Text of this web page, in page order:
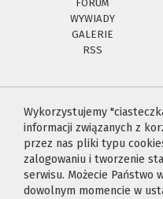
FORUM
WYWIADY
GALERIE
RSS
Wykorzystujemy
informacji związanych z
przez nas pliki typu
zalogowaniu i tworzenie
serwisu. Możecie Państwo
dowolnym momencie w